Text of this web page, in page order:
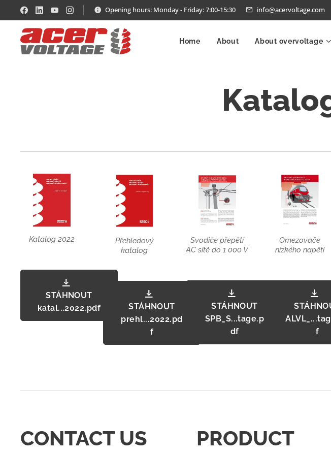
Opening hours: Monday - Friday: 7:00-15:30 info@acervoltage.com
Home About About overvoltage
Katalog 2022
STÁHNOUT
katal...2022.pdf
Přehledový
katalog
STÁHNOUT
prehl...2022.pd
f
Svodiče přepětí
AC sítě do 1 000 V
STÁHNOUT
SPB_S...tage.p
df
Omezovače
nízkého napětí
f
CONTACT US
PRODUCT